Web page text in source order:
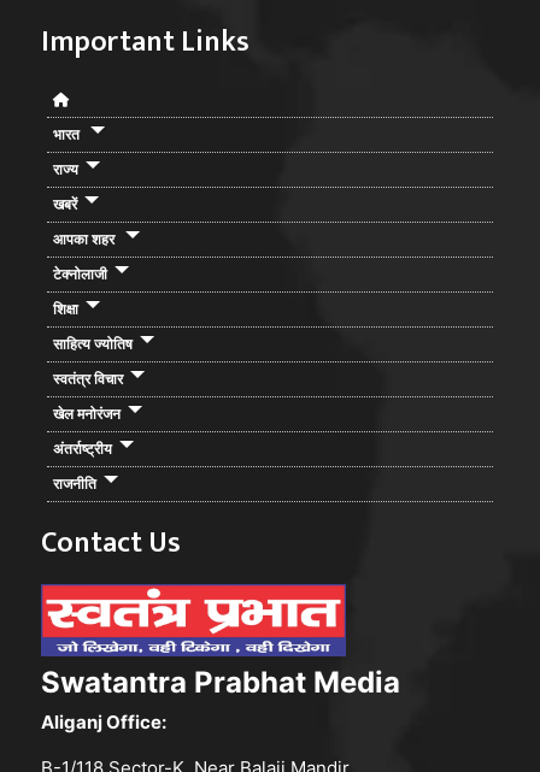
Important Links
भारत
राज्य
खबरें
आपका शहर
टेक्नोलाजी
शिक्षा
साहित्य ज्योतिष
स्वतंत्र विचार
खेल मनोरंजन
अंतर्राष्ट्रीय
राजनीति
Contact Us
Swatantra Prabhat Media
Aliganj Office: